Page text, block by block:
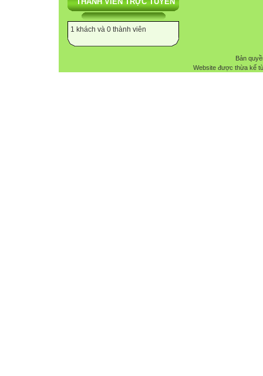
1 khách và 0 thành viên
Bản
Website được thừa kế